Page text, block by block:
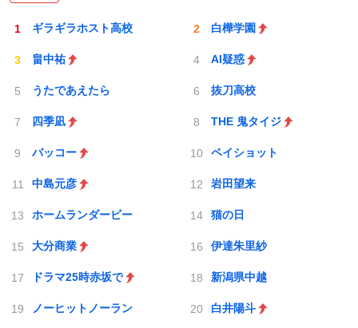
ギラギラホスト高校 白樺学園
畠中祐 AI疑惑
うたであえたら 抜刀高校
四季凪 THE 鬼タイジ
バッコー ペイショット
中島元彦 岩田望来
ホームランダービー 猫の日
大分商業 伊達朱里紗
ドラマ25時赤坂で 新潟県中越
ノーヒットノーラン 白井陽斗